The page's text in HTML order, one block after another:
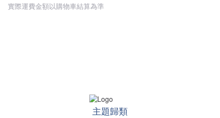
實際運費金額以購物車結算為準
主題歸類